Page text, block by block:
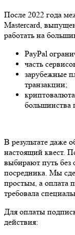
После 2022 года
Mastercard,
работать на
PayPal
часть
зарубежные
транзакции;
большинства
В результате даже
настоящий квест.
выбирают путь без
посредника. Мы
простым, а оплата
требовала
Для оплаты
действия: